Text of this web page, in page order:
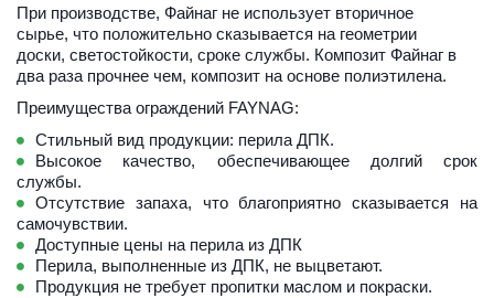
При производстве, Файнаг не использует вторичное
сырье, что положительно сказывается на геометрии
доски, светостойкости, сроке службы. Композит Файнаг в
два раза прочнее чем, композит на основе полиэтилена.
Преимущества ограждений FAYNAG:
Стильный вид продукции: перила ДПК.
Высокое качество, обеспечивающее долгий срок
службы.
Отсутствие запаха, что благоприятно сказывается на
самочувствии.
Доступные цены на перила из ДПК
Перила, выполненные из ДПК, не выцветают.
Продукция не требует пропитки маслом и покраски.